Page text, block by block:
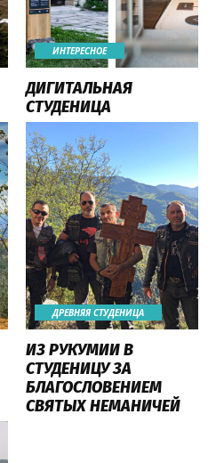
ИНТЕРЕСНОЕ
ДИГИТАЛЬНАЯ
СТУДЕНИЦА
ДРЕВНЯЯ СТУДЕНИЦА
ИЗ РУКУМИИ В
СТУДЕНИЦУ ЗА
БЛАГОСЛОВЕНИЕМ
СВЯТЫХ НЕМАНИЧЕЙ